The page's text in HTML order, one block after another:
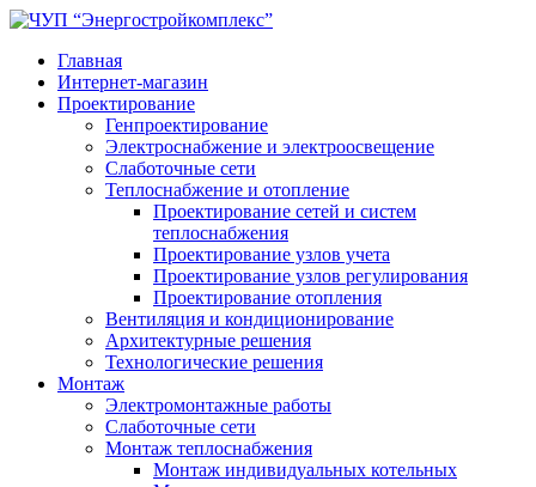
Главная
Интернет-магазин
Проектирование
Генпроектирование
Электроснабжение и электроосвещение
Слаботочные сети
Теплоснабжение и отопление
Проектирование сетей и систем
теплоснабжения
Проектирование узлов учета
Проектирование узлов регулирования
Проектирование отопления
Вентиляция и кондиционирование
Архитектурные решения
Технологические решения
Монтаж
Электромонтажные работы
Слаботочные сети
Монтаж теплоснабжения
Монтаж индивидуальных котельных